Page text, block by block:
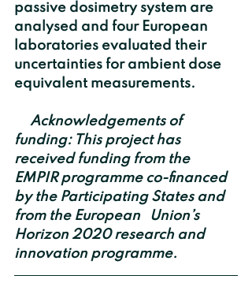
passive dosimetry system are
analysed and four European
laboratories evaluated their
uncertainties for ambient dose
equivalent measurements.
   Acknowledgements of
funding: This project has
received funding from the
EMPIR programme co-financed
by the Participating States and
from the European   Union’s
Horizon 2020 research and
innovation programme.